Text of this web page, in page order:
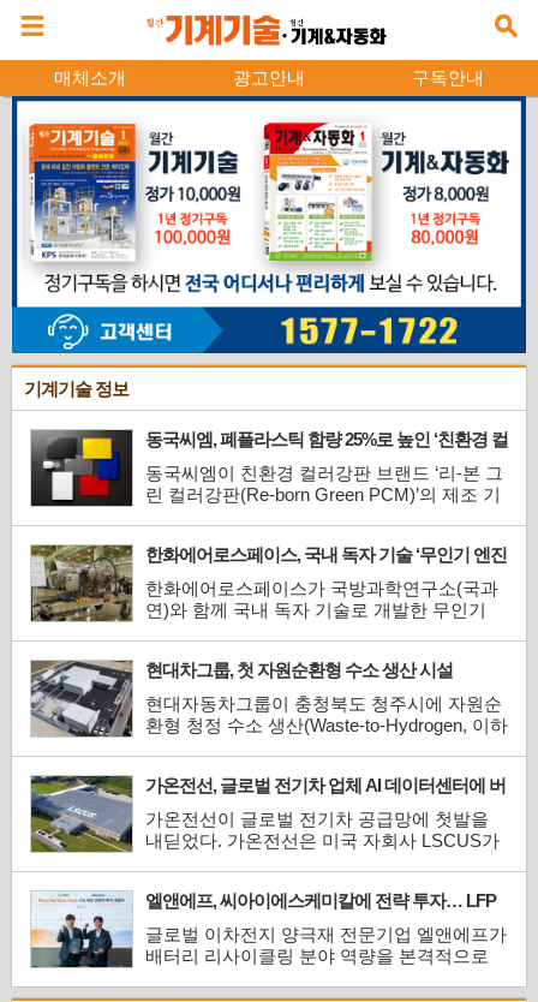
매체소개 광고안내 구독안내
기계기술 정보
동국씨엠, 폐플라스틱 함량 25%로 높인 ‘친환경 컬
러강판’ 제조 기술 고도화
동국씨엠이 친환경 컬러강판 브랜드 ‘리-본 그
린 컬러강판(Re-born Green PCM)’의 제조 기
리-본 그린 컬러강판에 적용되는 폐플라스틱
원료 함량을 기존 10% 수준에서 25%까지 확
대하고, 신규 디자인인 ‘매트(Matt)’와 ‘스톤
(Stone)’ 타입 구현에 성공했...
한화에어로스페이스, 국내 독자 기술 ‘무인기 엔진
2종’ 시제 최초 공개
한화에어로스페이스가 국방과학연구소(국과
연)와 함께 국내 독자 기술로 개발한 무인기
로벌 무인기 수출 시장에서의 경쟁력을 선제
적으로 확보한다는 방안이다.한화에어로스페
이스는 지난 7일 경남 창원1사업장에서 민·관·
군 관계자 300여 명이 참...
현대차그룹, 첫 자원순환형 수소 생산 시설
‘HTWO ENERGY 청주’ 준공
현대자동차그룹이 충청북도 청주시에 자원순
환형 청정 수소 생산(Waste-to-Hydrogen, 이하
차그룹 기획조정담당 서강현 사장과 기후에너
지환경부 이호현 차관, 충청북도 신용한 도지
사, 청주시 이장섭 시장 등 관계자들이 참석한
가운데 ‘HTWO ENERGY 청주’ ...
가온전선, 글로벌 전기차 업체 AI 데이터센터에 버
스덕트 600억 원 수주
가온전선이 글로벌 전기차 공급망에 첫발을
내딛었다. 가온전선은 미국 자회사 LSCUS가
(Busduct)를 공급한다고 밝혔다.버스덕트는
데이터센터 내 각 서버와 랙(Rack)에 전력을
분배하는 배전 설비로 'AI 데이터센터의 혈
관'으로 불린다. 반도체·냉각설비와 함께...
엘앤에프, 씨아이에스케미칼에 전략 투자… LFP
리사이클링 밸류체인 선점 나서
글로벌 이차전지 양극재 전문기업 엘앤에프가
배터리 리사이클링 분야 역량을 본격적으로